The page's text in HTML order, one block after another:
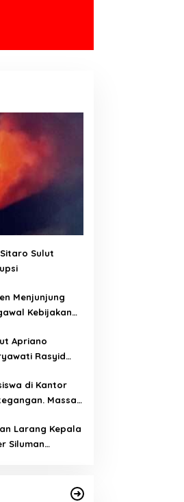
Sulut
Menjunjung
Kebijakan
Apriano
Rasyid
2031di Kantor
Massa
Larang Kepala
Siluman